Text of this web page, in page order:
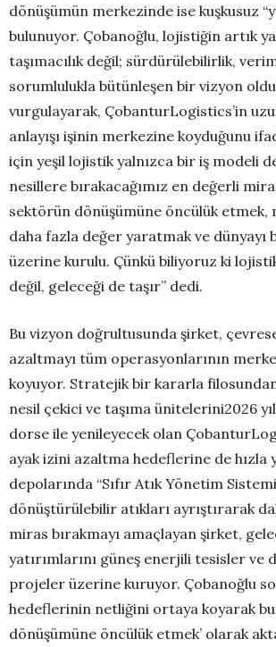
dönüşümün merkezinde ise kuşkusuz
bulunuyor. Çobanoğlu, lojistiğin artık
taşımacılık değil; sürdürülebilirlik,
sorumlulukla bütünleşen bir vizyon
vurgulayarak, ÇobanturLogistics’in
anlayışı işinin merkezine koyduğunu
için yeşil lojistik yalnızca bir iş modeli
nesillere bırakacağımız en değerli
sektörün dönüşümüne öncülük
daha fazla değer yaratmak ve dünyayı
üzerine kurulu. Çünkü biliyoruz ki
değil, geleceği de taşır” dedi.
Bu vizyon doğrultusunda şirket,
azaltmayı tüm operasyonlarının
koyuyor. Stratejik bir kararla filosundan
nesil çekici ve taşıma ünitelerini2026
dorse ile yenileyecek olan
ayak izini azaltma hedeflerine de hızla
depolarında “Sıfır Atık Yönetim
dönüştürülebilir atıkları ayrıştırarak
miras bırakmayı amaçlayan şirket,
yatırımlarını güneş enerjili tesisler ve
projeler üzerine kuruyor. Çobanoğlu
hedeflerinin netliğini ortaya koyarak
dönüşümüne öncülük etmek’ olarak